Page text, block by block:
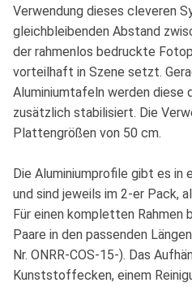
Verwendung dieses cleveren
gleichbleibenden Abstand
der rahmenlos bedruckte
vorteilhaft in Szene setzt.
Aluminiumtafeln werden diese
zusätzlich stabilisiert. Die
Plattengrößen von 50 cm.
Die Aluminiumprofile gibt es in
und sind jeweils im 2-er Pack,
Für einen kompletten
Paare in den passenden
Nr. ONRR-COS-15-). Das
Kunststoffecken, einem